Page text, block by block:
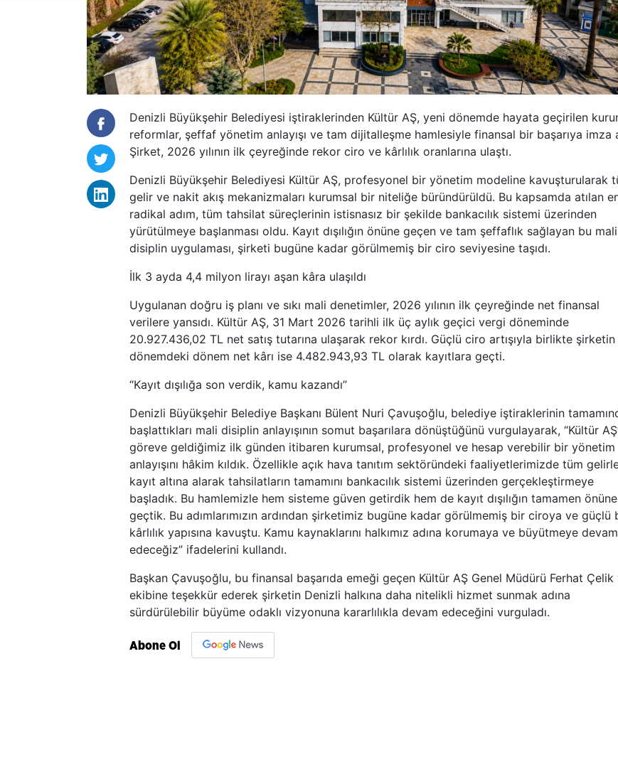
Denizli Büyükşehir Belediyesi iştiraklerinden Kültür AŞ, yeni dönemde hayata geçirilen
reformlar, şeffaf yönetim anlayışı ve tam dijitalleşme hamlesiyle finansal bir başarıya imza
Şirket, 2026 yılının ilk çeyreğinde rekor ciro ve kârlılık oranlarına ulaştı.
Denizli Büyükşehir Belediyesi Kültür AŞ, profesyonel bir yönetim modeline kavuşturularak
gelir ve nakit akış mekanizmaları kurumsal bir niteliğe büründürüldü. Bu kapsamda atılan
radikal adım, tüm tahsilat süreçlerinin istisnasız bir şekilde bankacılık sistemi üzerinden
yürütülmeye başlanması oldu. Kayıt dışılığın önüne geçen ve tam şeffaflık sağlayan bu mali
disiplin uygulaması, şirketi bugüne kadar görülmemiş bir ciro seviyesine taşıdı.
İlk 3 ayda 4,4 milyon lirayı aşan kâra ulaşıldı
Uygulanan doğru iş planı ve sıkı mali denetimler, 2026 yılının ilk çeyreğinde net finansal
verilere yansıdı. Kültür AŞ, 31 Mart 2026 tarihli ilk üç aylık geçici vergi döneminde
20.927.436,02 TL net satış tutarına ulaşarak rekor kırdı. Güçlü ciro artışıyla birlikte şirketin
dönemdeki dönem net kârı ise 4.482.943,93 TL olarak kayıtlara geçti.
“Kayıt dışılığa son verdik, kamu kazandı”
Denizli Büyükşehir Belediye Başkanı Bülent Nuri Çavuşoğlu, belediye iştiraklerinin
başlattıkları mali disiplin anlayışının somut başarılara dönüştüğünü vurgulayarak, “Kültür
göreve geldiğimiz ilk günden itibaren kurumsal, profesyonel ve hesap verebilir bir yönetim
anlayışını hâkim kıldık. Özellikle açık hava tanıtım sektöründeki faaliyetlerimizde tüm
kayıt altına alarak tahsilatların tamamını bankacılık sistemi üzerinden gerçekleştirmeye
başladık. Bu hamlemizle hem sisteme güven getirdik hem de kayıt dışılığın tamamen önüne
geçtik. Bu adımlarımızın ardından şirketimiz bugüne kadar görülmemiş bir ciroya ve güçlü
kârlılık yapısına kavuştu. Kamu kaynaklarını halkımız adına korumaya ve büyütmeye devam
edeceğiz” ifadelerini kullandı.
Başkan Çavuşoğlu, bu finansal başarıda emeği geçen Kültür AŞ Genel Müdürü Ferhat Çelik
ekibine teşekkür ederek şirketin Denizli halkına daha nitelikli hizmet sunmak adına
sürdürülebilir büyüme odaklı vizyonuna kararlılıkla devam edeceğini vurguladı.
Abone Ol